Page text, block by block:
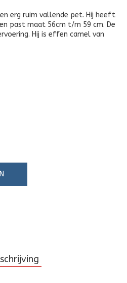
erg ruim vallende pet. Hij heeft
past maat 56cm t/m 59 cm. De
Hij is effen camel van